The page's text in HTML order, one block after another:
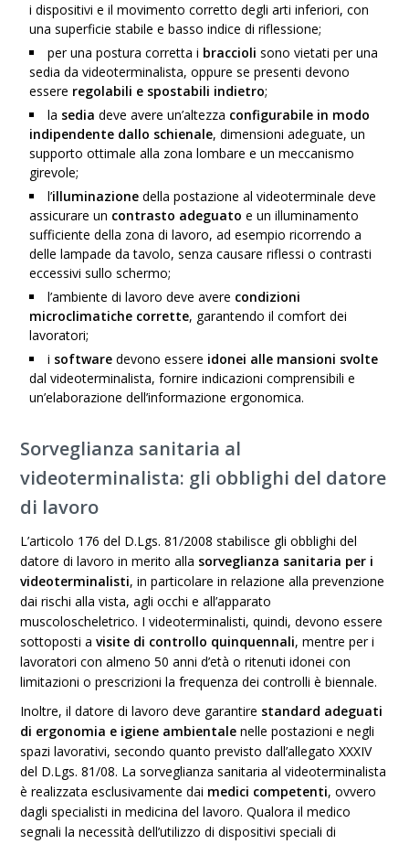
i dispositivi e il movimento corretto degli arti inferiori, con
una superficie stabile e basso indice di riflessione;
per una postura corretta i braccioli sono vietati per una
sedia da videoterminalista, oppure se presenti devono
essere regolabili e spostabili indietro;
la sedia deve avere un’altezza configurabile in modo
indipendente dallo schienale, dimensioni adeguate, un
supporto ottimale alla zona lombare e un meccanismo
girevole;
l’illuminazione della postazione al videoterminale deve
assicurare un contrasto adeguato e un illuminamento
sufficiente della zona di lavoro, ad esempio ricorrendo a
delle lampade da tavolo, senza causare riflessi o contrasti
eccessivi sullo schermo;
l’ambiente di lavoro deve avere condizioni
microclimatiche corrette, garantendo il comfort dei
lavoratori;
i software devono essere idonei alle mansioni svolte
dal videoterminalista, fornire indicazioni comprensibili e
un’elaborazione dell’informazione ergonomica.
Sorveglianza sanitaria al
videoterminalista: gli obblighi del datore
di lavoro
L’articolo 176 del D.Lgs. 81/2008 stabilisce gli obblighi del
datore di lavoro in merito alla sorveglianza sanitaria per i
videoterminalisti, in particolare in relazione alla prevenzione
dai rischi alla vista, agli occhi e all’apparato
muscoloscheletrico. I videoterminalisti, quindi, devono essere
sottoposti avisite di controllo quinquennali, mentre per i
lavoratori con almeno 50 anni d’età o ritenuti idonei con
limitazioni o prescrizioni la frequenza dei controlli è biennale.
Inoltre, il datore di lavoro deve garantire standard adeguati
di ergonomia e igiene ambientale nelle postazioni e negli
spazi lavorativi, secondo quanto previsto dall’allegato XXXIV
del D.Lgs. 81/08. La sorveglianza sanitaria al videoterminalista
è realizzata esclusivamente dai medici competenti, ovvero
dagli specialisti in medicina del lavoro. Qualora il medico
segnali la necessità dell’utilizzo di dispositivi speciali di